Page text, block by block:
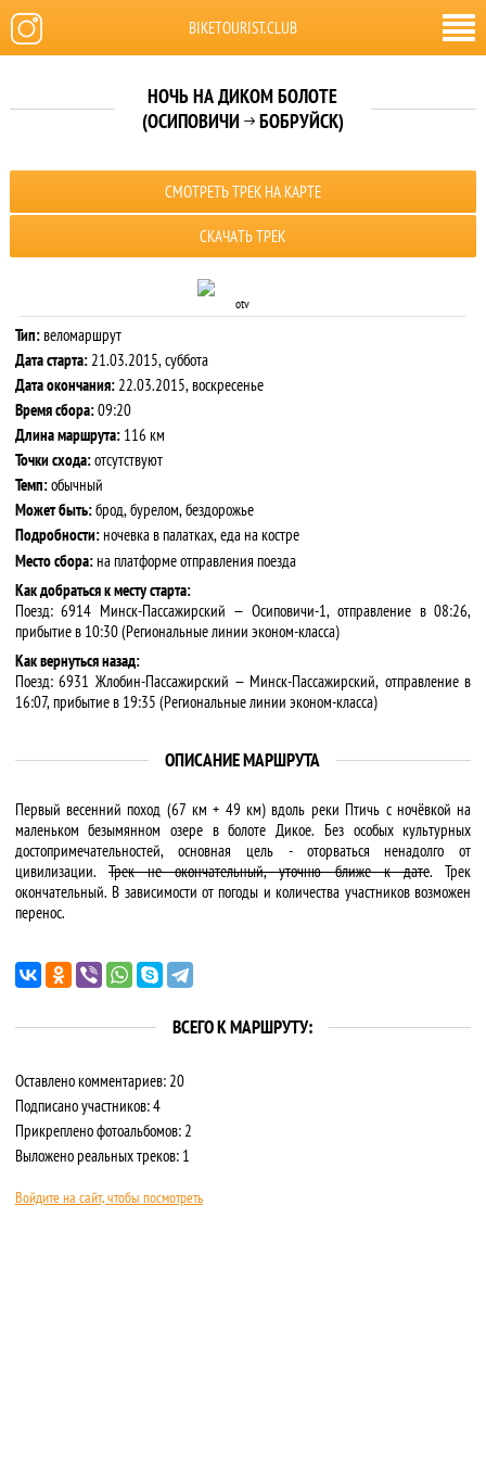
BIKETOURIST.CLUB
НОЧЬ НА ДИКОМ БОЛОТЕ
(ОСИПОВИЧИ БОБРУЙСК)
СМОТРЕТЬ ТРЕК НА КАРТЕ
СКАЧАТЬ ТРЕК
otv
Тип:веломаршрут
Дата старта:21.03.2015, суббота
Дата окончания:22.03.2015, воскресенье
Время сбора:09:20
Длина маршрута:116 км
Точки схода:отсутствуют
Темп:обычный
Может быть:брод, бурелом, бездорожье
Подробности:ночевка в палатках, еда на костре
Место сбора:на платформе отправления поезда
Как добраться к месту старта:
Поезд: 6914 Минск-Пассажирский — Осиповичи-1, отправление в 08:26,
прибытие в 10:30 (Региональные линии эконом-класса)
Как вернуться назад:
Поезд: 6931 Жлобин-Пассажирский — Минск-Пассажирский, отправление в
16:07, прибытие в 19:35 (Региональные линии эконом-класса)
ОПИСАНИЕ МАРШРУТА
Первый весенний поход (67 км + 49 км) вдоль реки Птичь с ночёвкой на
маленьком безымянном озере в болоте Дикое. Без особых культурных
достопримечательностей, основная цель - оторваться ненадолго от
цивилизации.Трек не окончательный, уточню ближе к дате. Трек
окончательный. В зависимости от погоды и количества участников возможен
перенос.
ВСЕГО К МАРШРУТУ:
Оставлено комментариев: 20
Подписано участников: 4
Прикреплено фотоальбомов: 2
Выложено реальных треков: 1
Войдите на сайт, чтобы посмотреть